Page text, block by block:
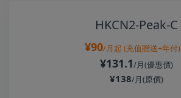
HKCN2-Peak-C
¥90/月起 (充值贈送+年付)
¥131.1/月(優惠價)
¥138/月(原價)